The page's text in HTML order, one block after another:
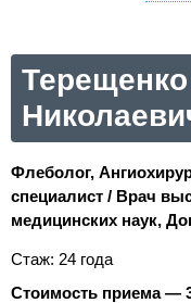
Флеболог,
специалист / Врач
медицинских наук,
Стаж: 24 года
Стоимость приема —